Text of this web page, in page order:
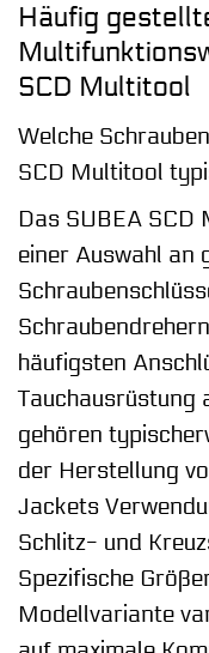
Häufig
SCD Multitool
Welche
SCD Multitool
Das SUBEA
einer Auswahl an
häufigsten
Tauchausrüstung
gehören
der Herstellung
Jackets
Schlitz- und
Spezifische
Modellvariante